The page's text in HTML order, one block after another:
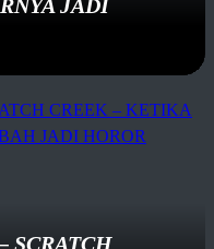
JADI
SCRATCH